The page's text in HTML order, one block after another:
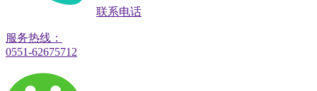
联系电话
服务热线：
0551-62675712